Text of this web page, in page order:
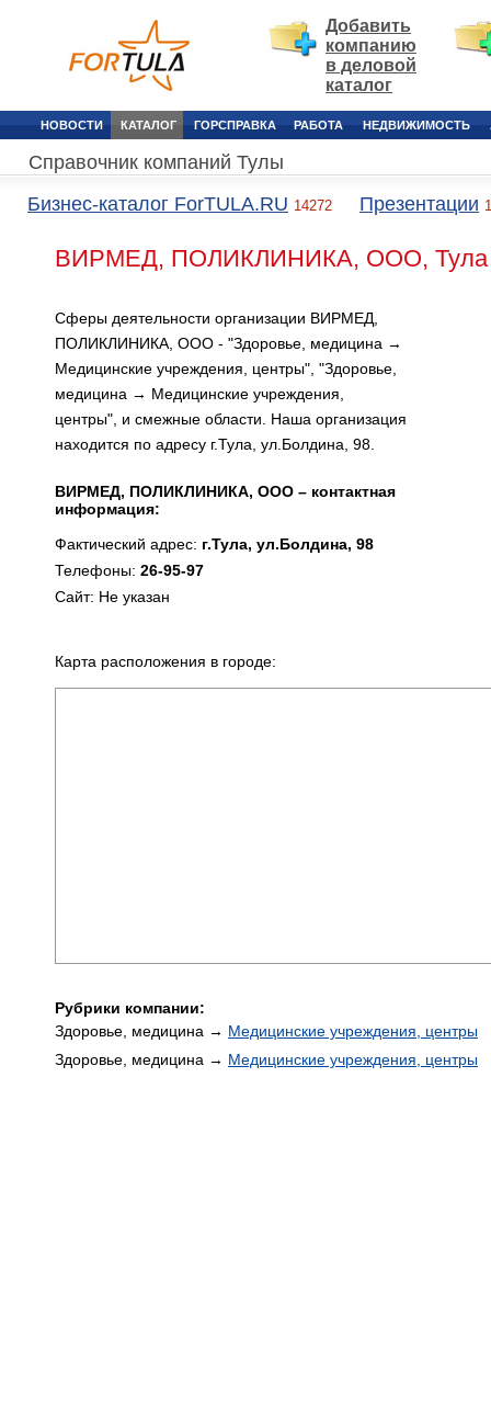
Добавить
компанию
в деловой
каталог
НОВОСТИ КАТАЛОГ ГОРСПРАВКА РАБОТА НЕДВИЖИМОСТЬ
Справочник компаний Тулы
Бизнес-каталог ForTULA.RU 14272 Презентации
ВИРМЕД, ПОЛИКЛИНИКА, ООО, Тула
Сферы деятельности организации ВИРМЕД,
ПОЛИКЛИНИКА, ООО - "Здоровье, медицина →
Медицинские учреждения, центры", "Здоровье,
медицина → Медицинские учреждения,
центры", и смежные области. Наша организация
находится по адресу г.Тула, ул.Болдина, 98.
ВИРМЕД, ПОЛИКЛИНИКА, ООО – контактная
информация:
Фактический адрес: г.Тула, ул.Болдина, 98
Телефоны: 26-95-97
Сайт: Не указан
Карта расположения в городе:
Рубрики компании:
Здоровье, медицина → Медицинские учреждения, центры
Здоровье, медицина → Медицинские учреждения, центры